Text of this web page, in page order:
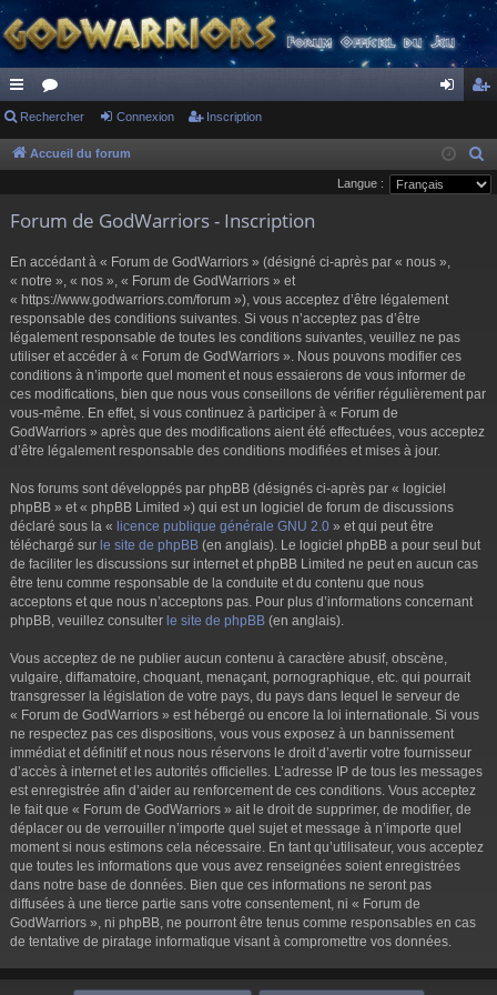
ac
co
ci
or
u
s
ne cri
pti
Rechercher Connexion Inscription
Accueil du forum
e
Langue :
Forum de GodWarriors - Inscription
En accédant à « Forum de GodWarriors » (désigné ci-après par « nous »,
« notre », « nos », « Forum de GodWarriors » et
« https://www.godwarriors.com/forum »), vous acceptez d’être légalement
responsable des conditions suivantes. Si vous n’acceptez pas d’être
légalement responsable de toutes les conditions suivantes, veuillez ne pas
utiliser et accéder à « Forum de GodWarriors ». Nous pouvons modifier ces
conditions à n’importe quel moment et nous essaierons de vous informer de
ces modifications, bien que nous vous conseillons de vérifier régulièrement par
vous-même. En effet, si vous continuez à participer à « Forum de
GodWarriors » après que des modifications aient été effectuées, vous acceptez
d’être légalement responsable des conditions modifiées et mises à jour.
Nos forums sont développés par phpBB (désignés ci-après par « logiciel
phpBB » et « phpBB Limited ») qui est un logiciel de forum de discussions
déclaré sous la « licence publique générale GNU 2.0 » et qui peut être
téléchargé sur le site de phpBB (en anglais). Le logiciel phpBB a pour seul but
de faciliter les discussions sur internet et phpBB Limited ne peut en aucun cas
être tenu comme responsable de la conduite et du contenu que nous
acceptons et que nous n’acceptons pas. Pour plus d’informations concernant
phpBB, veuillez consulter le site de phpBB (en anglais).
Vous acceptez de ne publier aucun contenu à caractère abusif, obscène,
vulgaire, diffamatoire, choquant, menaçant, pornographique, etc. qui pourrait
transgresser la législation de votre pays, du pays dans lequel le serveur de
« Forum de GodWarriors » est hébergé ou encore la loi internationale. Si vous
ne respectez pas ces dispositions, vous vous exposez à un bannissement
immédiat et définitif et nous nous réservons le droit d’avertir votre fournisseur
d’accès à internet et les autorités officielles. L’adresse IP de tous les messages
est enregistrée afin d’aider au renforcement de ces conditions. Vous acceptez
le fait que « Forum de GodWarriors » ait le droit de supprimer, de modifier, de
déplacer ou de verrouiller n’importe quel sujet et message à n’importe quel
moment si nous estimons cela nécessaire. En tant qu’utilisateur, vous acceptez
que toutes les informations que vous avez renseignées soient enregistrées
dans notre base de données. Bien que ces informations ne seront pas
diffusées à une tierce partie sans votre consentement, ni « Forum de
GodWarriors », ni phpBB, ne pourront être tenus comme responsables en cas
de tentative de piratage informatique visant à compromettre vos données.